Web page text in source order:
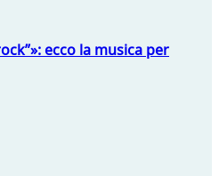
ecco la musica per